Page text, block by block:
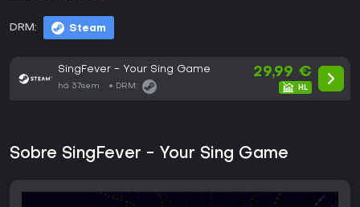
DRM: Steam
SingFever - Your Sing Game
há 37sem DRM:
29,99 €
Sobre SingFever - Your Sing Game